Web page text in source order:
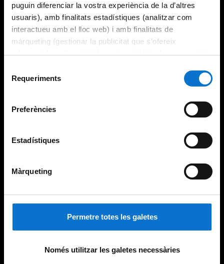
puguin diferenciar la vostra experiència de la d’altres
usuaris), amb finalitats estadístiques (analitzar com
interactueu amb el lloc web) i amb finalitats de
màrqueting (gestionar la publicitat que s’ofereix
adequant-la en funció dels vostres hàbits de navegació).
consultar laPolítica de galetes del lloc web de la
Requeriments
Preferències
Estadístiques
Màrqueting
Permetre totes les galetes
Només utilitzar les galetes necessàries